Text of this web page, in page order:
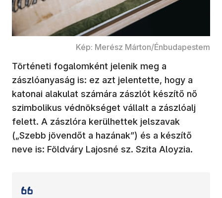
Kép: Merész Márton/Énbudapestem
Történeti fogalomként jelenik meg a
zászlóanyaság is: ez azt jelentette, hogy a
katonai alakulat számára zászlót készítő nő
szimbolikus védnökséget vállalt a zászlóalj
felett. A zászlóra kerülhettek jelszavak
(„Szebb jövendőt a hazának”) és a készítő
neve is: Földváry Lajosné sz. Szita Aloyzia.